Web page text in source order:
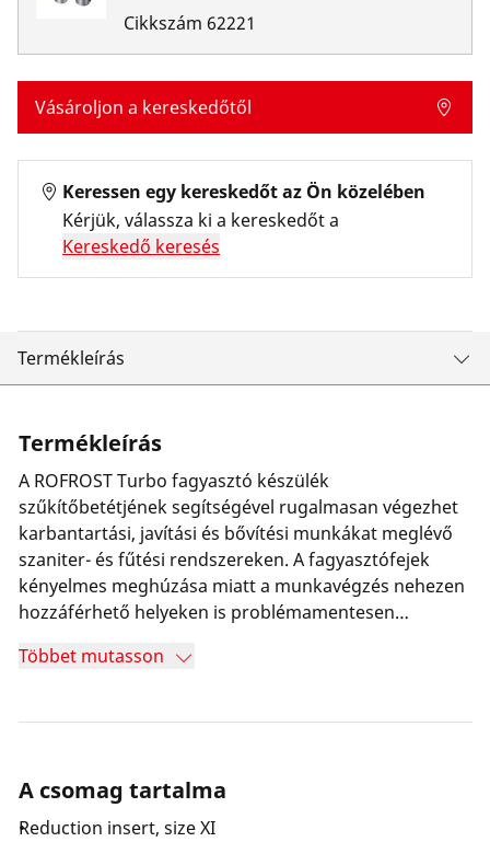
Cikkszám 62221
Vásároljon a kereskedőtől
Keressen egy kereskedőt az Ön közelében
Kérjük, válassza ki a kereskedőt a
Kereskedő keresés
Termékleírás
Termékleírás
A ROFROST Turbo fagyasztó készülék
szűkítőbetétjének segítségével rugalmasan végezhet
karbantartási, javítási és bővítési munkákat meglévő
szaniter- és fűtési rendszereken. A fagyasztófejek
kényelmes meghúzása miatt a munkavégzés nehezen
hozzáférhető helyeken is problémamentesen
segítségével mindig ellenőrizhető, hogy a cső teljesen
Többet mutasson
A csomag tartalma
Reduction insert, size XI